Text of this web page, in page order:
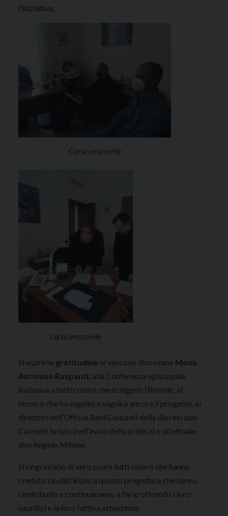
l’iniziativa.
Curia vescovile
curia vescovile
Si esprime gratitudine al vescovo diocesano Mons.
Antonino Raspanti, alla Conferenza episcopale
italiana e a tutti coloro che scelgono l’8xmille, al
tecnico che ha seguito e seguirà ancora il progetto, ai
direttori dell’Ufficio Beni Culturali della diocesi don
Carmelo Sciuto (nell’avvio della pratica) e all’attuale
don Angelo Milone.
Si ringraziano di vero cuore tutti coloro che hanno
creduto sin dall’inizio a questo progetto e che hanno
contribuito e continueranno a farlo offrendo i loro
sacrifici e la loro fattiva attenzione.